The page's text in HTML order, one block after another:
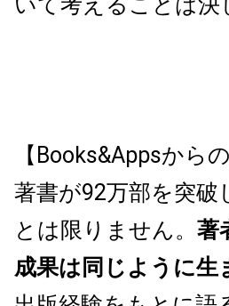
【Books&Appsから
著書が92万部を突
とは限りません。 著
成果は同じように生